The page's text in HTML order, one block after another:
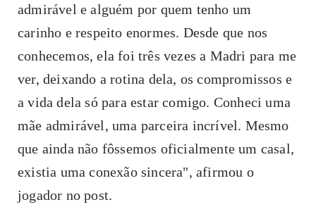
admirável e alguém por quem tenho um
carinho e respeito enormes. Desde que nos
conhecemos, ela foi três vezes a Madri para me
ver, deixando a rotina dela, os compromissos e
a vida dela só para estar comigo. Conheci uma
mãe admirável, uma parceira incrível. Mesmo
que ainda não fôssemos oficialmente um casal,
existia uma conexão sincera", afirmou o
jogador no post.